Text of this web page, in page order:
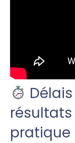
résultats
pratique